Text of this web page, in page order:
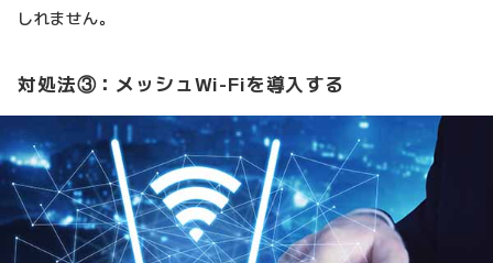
しれません。
対処法③：メッシュWi-Fiを導入する